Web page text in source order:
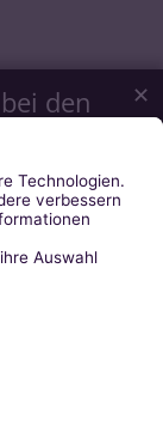
den
Erlebnis bieten.
Funktionieren
Zustimmung
die
Audios
...) oder zu
möchten.
Einstellungen
der Seite zur
die Möglichkeit
✕